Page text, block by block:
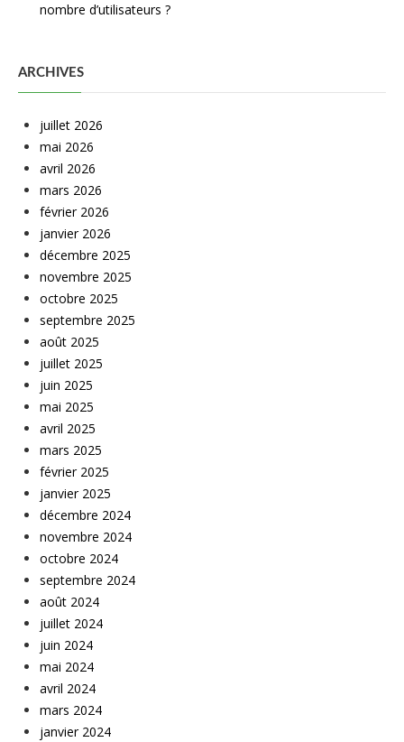
nombre d’utilisateurs ?
ARCHIVES
juillet 2026
mai 2026
avril 2026
mars 2026
février 2026
janvier 2026
décembre 2025
novembre 2025
octobre 2025
septembre 2025
août 2025
juillet 2025
juin 2025
mai 2025
avril 2025
mars 2025
février 2025
janvier 2025
décembre 2024
novembre 2024
octobre 2024
septembre 2024
août 2024
juillet 2024
juin 2024
mai 2024
avril 2024
mars 2024
janvier 2024